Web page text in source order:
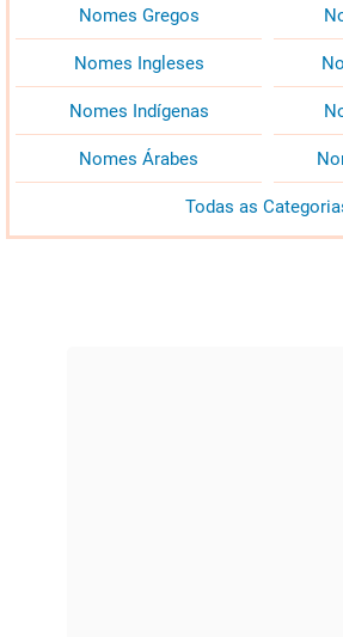
Nomes Gregos
Nomes Ingleses
Nomes Indígenas
Nomes Árabes
Todas as